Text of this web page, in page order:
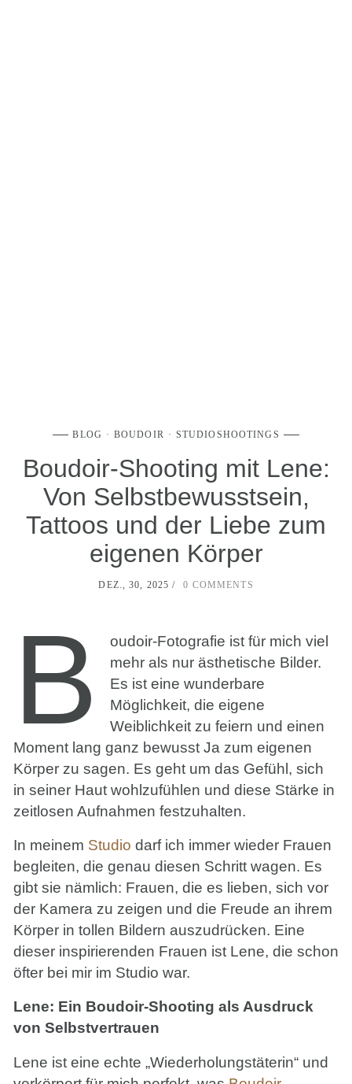
BLOG BOUDOIR STUDIOSHOOTINGS
Boudoir-Shooting mit Lene:
Von Selbstbewusstsein,
Tattoos und der Liebe zum
eigenen Körper
DEZ., 30, 2025 0 COMMENTS
B
oudoir-Fotografie ist für mich viel
mehr als nur ästhetische Bilder.
Es ist eine wunderbare
Möglichkeit, die eigene
Weiblichkeit zu feiern und einen
Moment lang ganz bewusst Ja zum eigenen
Körper zu sagen. Es geht um das Gefühl, sich
in seiner Haut wohlzufühlen und diese Stärke in
zeitlosen Aufnahmen festzuhalten.
In meinem Studio darf ich immer wieder Frauen
begleiten, die genau diesen Schritt wagen. Es
gibt sie nämlich: Frauen, die es lieben, sich vor
der Kamera zu zeigen und die Freude an ihrem
Körper in tollen Bildern auszudrücken. Eine
dieser inspirierenden Frauen ist Lene, die schon
öfter bei mir im Studio war.
Lene: Ein Boudoir-Shooting als Ausdruck
von Selbstvertrauen
Lene ist eine echte „Wiederholungstäterin“ und